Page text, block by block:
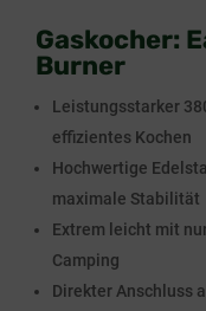
Gaskocher:
Burner
Leistungsstarker
effizientes Kochen
Hochwertige
maximale Stabilität
Extrem leicht mit
Camping
Direkter Anschluss